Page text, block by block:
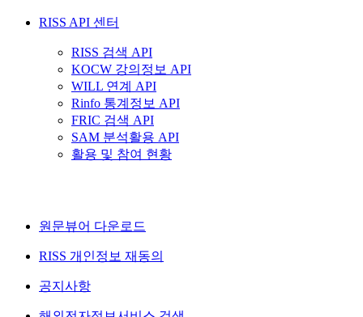
RISS API 센터
RISS 검색 API
KOCW 강의정보 API
WILL 연계 API
Rinfo 통계정보 API
FRIC 검색 API
SAM 분석활용 API
활용 및 참여 현황
원문뷰어 다운로드
RISS 개인정보 재동의
공지사항